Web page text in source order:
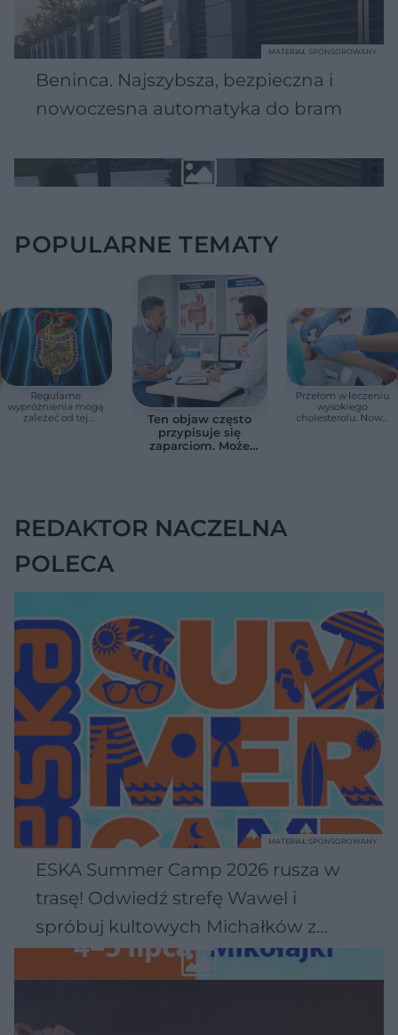
Beninca. Najszybsza, bezpieczna i
nowoczesna automatyka do bram
MATERIAŁ SPONSOROWANY
POPULARNE TEMATY
Regularne
wypróżnienia mogą
zależeć od tej
Ten objaw często
przypisuje się
zaparciom. Może
Przełom w leczeniu
wysokiego
cholesterolu. Nowa
REDAKTOR NACZELNA
POLECA
ESKA Summer Camp 2026 rusza w
trasę! Odwiedź strefę Wawel i
spróbuj kultowych Michałków z
Wawelu
MATERIAŁ SPONSOROWANY